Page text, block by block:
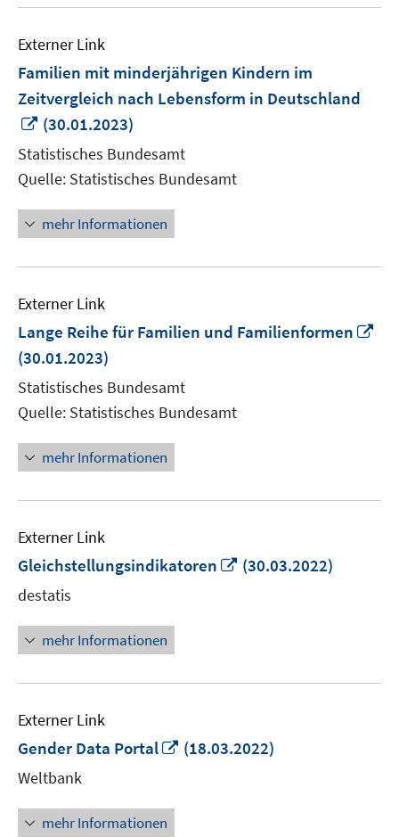
Externer Link
Familien mit minderjährigen Kindern im
Zeitvergleich nach Lebensform in Deutschland
In
neuem
Fenster
öffnen
(30.01.2023)
Statistisches Bundesamt
Quelle: Statistisches Bundesamt
mehr Informationen
Externer Link
Lange Reihe für Familien und Familienformen
(30.01.2023)
Statistisches Bundesamt
Quelle: Statistisches Bundesamt
mehr Informationen
Externer Link
Gleichstellungsindikatoren
In
(30.03.2022)
destatis
mehr Informationen
Externer Link
Gender Data Portal
In
(18.03.2022)
Weltbank
mehr Informationen